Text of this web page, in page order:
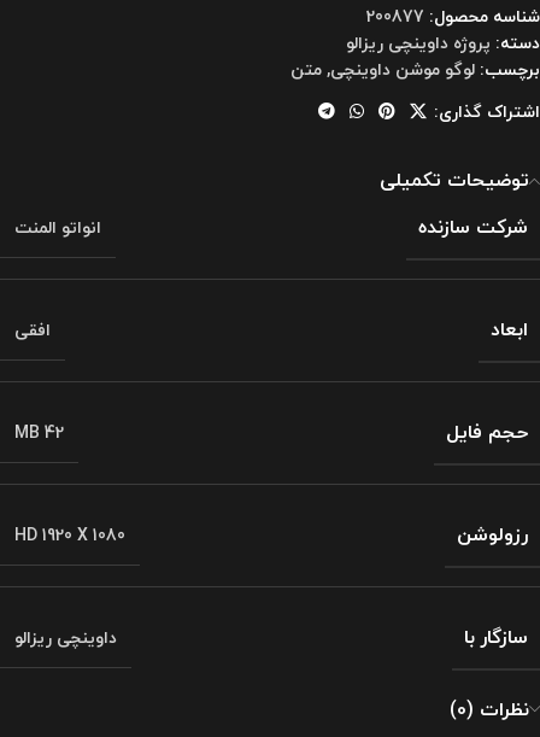
شناسه محصول: 200877
دسته: پروژه داوینچی ریزالو
برچسب: لوگو موشن داوینچی,متن
اشتراک گذاری:
توضیحات تکمیلی
شرکت سازنده
انواتو المنت
ابعاد افقی
حجم فایل 42 MB
رزولوشن HD 1920 X 1080
سازگار با داوینچی ریزالو
نظرات (0)